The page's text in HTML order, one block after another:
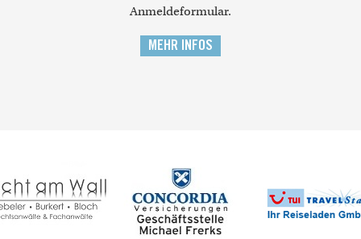
Anmeldeformular.
MEHR INFOS